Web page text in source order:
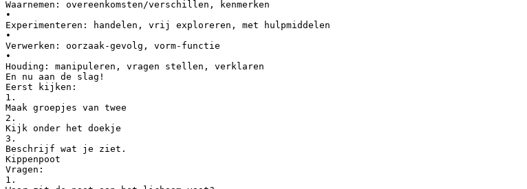
Waarnemen: overeenkomsten/verschillen, kenmerken
•
Experimenteren: handelen, vrij exploreren, met hulpmiddelen
•
Verwerken: oorzaak-gevolg, vorm-functie
•
Houding: manipuleren, vragen stellen, verklaren
En nu aan de slag!
Eerst kijken:
1.
Maak groepjes van twee
2.
Kijk onder het doekje
3.
Beschrijf wat je ziet.
Kippenpoot
Vragen:
1.